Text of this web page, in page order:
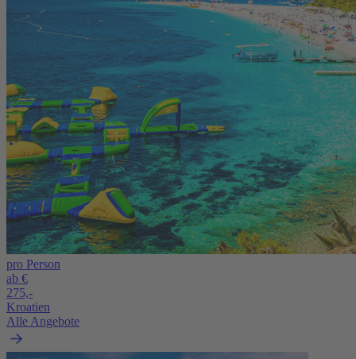
pro Person
ab €
275,-
Kroatien
Alle Angebote